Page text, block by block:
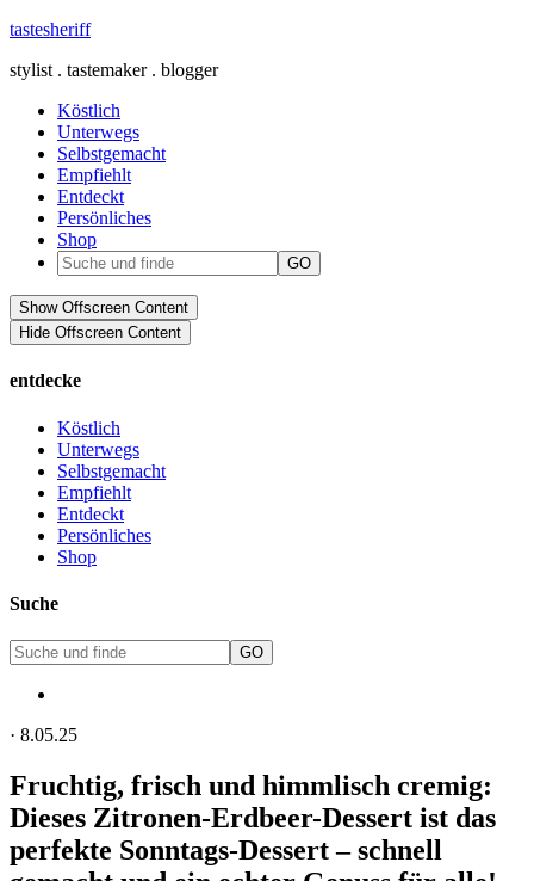
tastesheriff
stylist . tastemaker . blogger
Köstlich
Unterwegs
Selbstgemacht
Empfiehlt
Entdeckt
Persönliches
Shop
Show Offscreen Content
Hide Offscreen Content
entdecke
Köstlich
Unterwegs
Selbstgemacht
Empfiehlt
Entdeckt
Persönliches
Shop
Suche
· 8.05.25
Fruchtig, frisch und himmlisch cremig:
Dieses Zitronen-Erdbeer-Dessert ist das
perfekte Sonntags-Dessert – schnell